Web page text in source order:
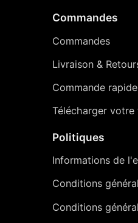
Commandes
Commandes
Livraison&
Commande rapide
Télécharger votre
Politiques
Informations de
Conditions
Conditions